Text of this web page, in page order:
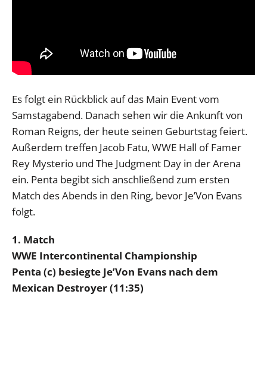
Es folgt ein Rückblick auf das Main Event vom
Samstagabend. Danach sehen wir die Ankunft von
Roman Reigns, der heute seinen Geburtstag feiert.
Außerdem treffen Jacob Fatu, WWE Hall of Famer
Rey Mysterio und The Judgment Day in der Arena
ein. Penta begibt sich anschließend zum ersten
Match des Abends in den Ring, bevor Je’Von Evans
folgt.
1. Match
WWE Intercontinental Championship
Penta (c) besiegte Je’Von Evans nach dem
Mexican Destroyer (11:35)